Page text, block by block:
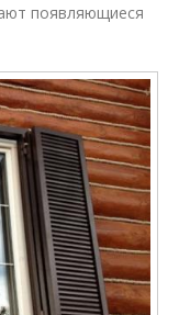
появляющиеся